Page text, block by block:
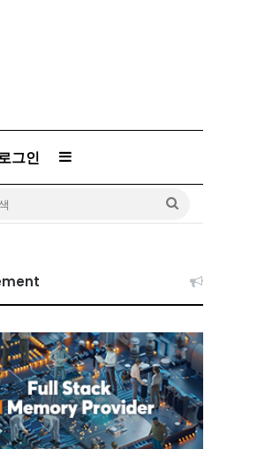
그인 Sidebar